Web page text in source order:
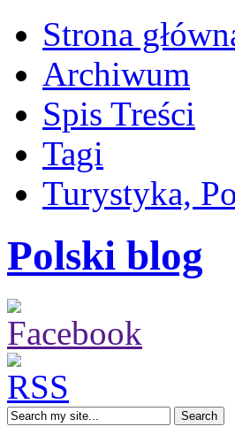
Strona
Archiwum
Spis Treści
Tagi
Turystyka,
Polski blog